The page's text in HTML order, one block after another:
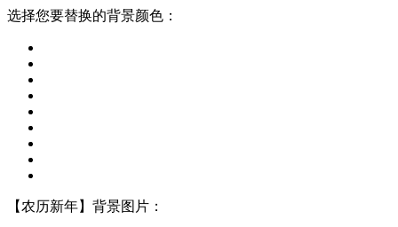
选择您要替换的背景颜色：
【农历新年】背景图片：